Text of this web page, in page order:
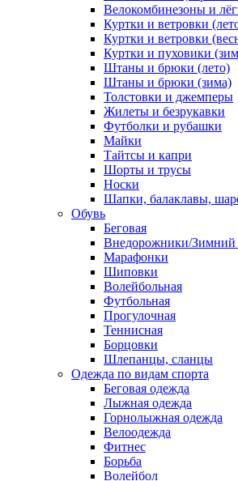
Велокомбинезоны и
Куртки и ветровки
Куртки и ветровки
Куртки и пуховики
Штаны и брюки (лето)
Штаны и брюки (зима)
Толстовки и джемперы
Жилеты и безрукавки
Футболки и рубашки
Майки
Тайтсы и капри
Шорты и трусы
Носки
Шапки, балаклавы,
Обувь
Беговая
Внедорожники/Зимний
Марафонки
Шиповки
Волейбольная
Футбольная
Прогулочная
Теннисная
Борцовки
Шлепанцы, сланцы
Одежда по видам спорта
Беговая одежда
Лыжная одежда
Горнолыжная одежда
Велоодежда
Фитнес
Борьба
Волейбол